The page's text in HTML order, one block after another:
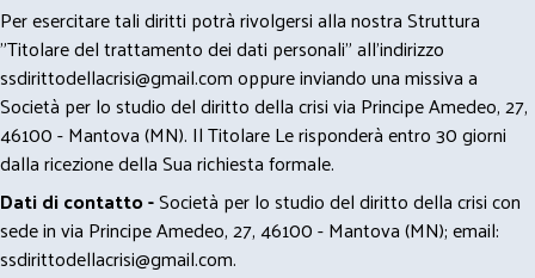
Per esercitare tali diritti potrà rivolgersi alla nostra Struttura
"Titolare del trattamento dei dati personali" all'indirizzo
ssdirittodellacrisi@gmail.comoppure inviando una missiva a
Società per lo studio del diritto della crisi via Principe Amedeo, 27,
46100 - Mantova (MN). Il Titolare Le risponderà entro 30 giorni
dalla ricezione della Sua richiesta formale.
Dati di contatto -Società per lo studio del diritto della crisi con
sede in via Principe Amedeo, 27, 46100 - Mantova (MN); email:
ssdirittodellacrisi@gmail.com.